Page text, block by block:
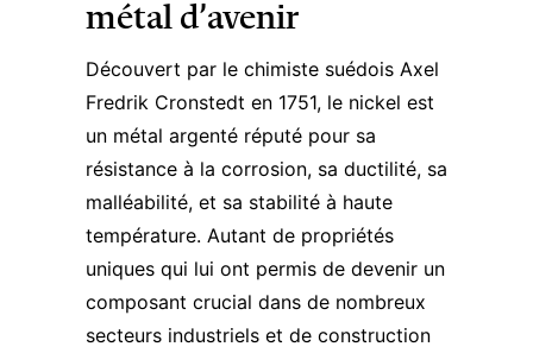
métal d’avenir
Découvert par le chimiste suédois Axel
Fredrik Cronstedt en 1751, le nickel est
un métal argenté réputé pour sa
résistance à la corrosion, sa ductilité, sa
malléabilité, et sa stabilité à haute
température. Autant de propriétés
uniques qui lui ont permis de devenir un
composant crucial dans de nombreux
secteurs industriels et de construction